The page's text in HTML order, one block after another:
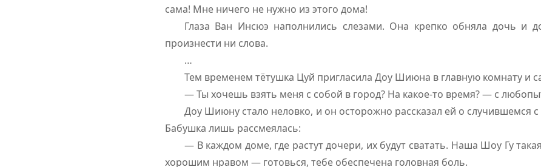
сама! Мне ничего не нужно из этого дома!
Глаза Ван Инсюэ наполнились слезами. Она крепко обняла дочь и
произнести ни слова.
…
Тем временем тётушка Цуй пригласила Доу Шиюна в главную комнату и
— Ты хочешь взять меня с собой в город? На какое-то время? — с
Доу Шиюну стало неловко, и он осторожно рассказал ей о
Бабушка лишь рассмеялась:
— В каждом доме, где растут дочери, их будут сватать. Наша Шоу Гу
хорошим нравом — готовься, тебе обеспечена головная боль.